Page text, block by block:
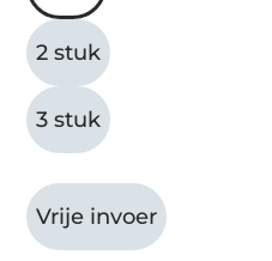
2 stuk
3 stuk
Vrije invoer